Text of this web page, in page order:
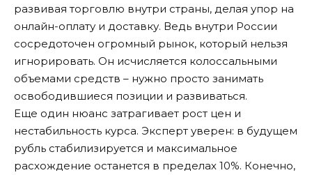
развивая торговлю внутри страны, делая упор на
онлайн-оплату и доставку. Ведь внутри России
сосредоточен огромный рынок, который нельзя
игнорировать. Он исчисляется колоссальными
объемами средств – нужно просто занимать
освободившиеся позиции и развиваться.
Еще один нюанс затрагивает рост цен и
нестабильность курса. Эксперт уверен: в будущем
рубль стабилизируется и максимальное
расхождение останется в пределах 10%. Конечно,